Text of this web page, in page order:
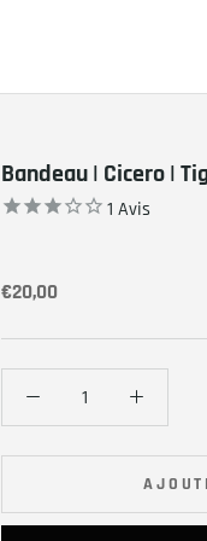
Bandeau | Cicero |
1 Avis
€20,00